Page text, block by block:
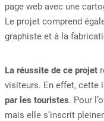
page web avec une
Le projet comprend
graphiste et à la
La réussite de ce projet
visiteurs. En effet, cette
par les touristes. Pour
mais elle s’inscrit